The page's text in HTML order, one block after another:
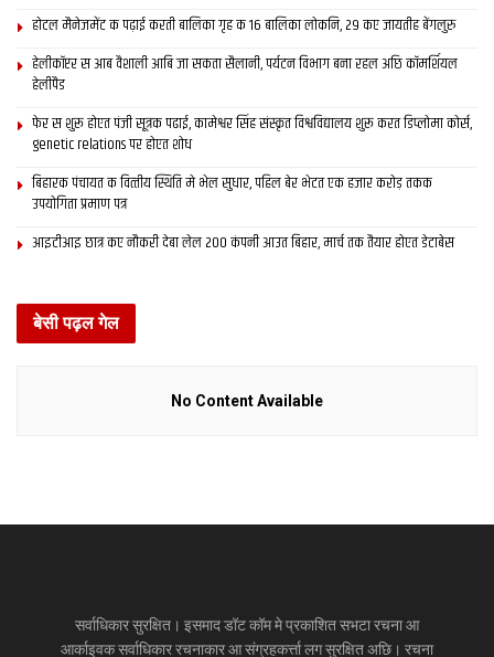
होटल मैनेजमेंट क पढ़ाई करती बालिका गृह क 16 बालिका लोकनि, 29 कए जायतीह बेंगलुरु
हेलीकॉप्टर स आब वैशाली आबि जा सकता सैलानी, पर्यटन विभाग बना रहल अछि कॉमर्शियल
हेलीपैड
फेर स शुरू होएत पंजी सूत्रक पढाई, कामेश्वर सिंह संस्कृत विश्वविद्यालय शुरू करत डिप्लोमा कोर्स,
genetic relations पर होएत शोध
बिहारक पंचायत क वित्‍तीय स्थिति मे भेल सुधार, पहिल बेर भेटत एक हजार करोड़ तकक
उपयोगिता प्रमाण पत्र
आइटीआइ छात्र कए नौकरी देबा लेल 200 कंपनी आउत बिहार, मार्च तक तैयार होएत डेटाबेस
बेसी पढ़ल गेल
No Content Available
सर्वाधिकार सुरक्षित। इसमाद डॉट कॉम मे प्रकाशित सभटा रचना आ
आर्काइवक सर्वाधिकार रचनाकार आ संग्रहकर्त्ता लग सुरक्षित अछि। रचना